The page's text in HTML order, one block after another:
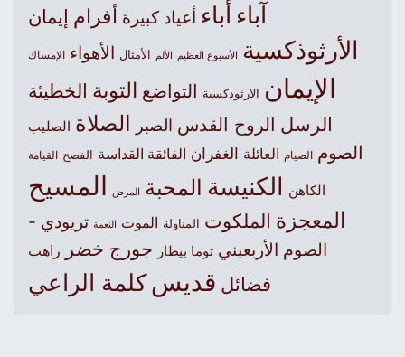
آباءأباء أعياد كبيرة أفرام إيمان
الأرثوذكسية الأسبوع العظيم الألم الأمثال الأهواء الإمساك
الإيمان الارثوذكسية التواضع التوبة الخطيئة
الرسل الروح القدس الصبر الصلاة الصليب
الصوم الصيام العائلة الغفران الفائقة القداسة الفصح القيامة
الكاهن الكنيسةالمحبة المرض المسيح
المعجزة الملكوت المناولة الموت النعمة تريودي -
الصوم الأربعيني توما بيطار جورج خضر راهب
فضائل قديس كلمة الراعي